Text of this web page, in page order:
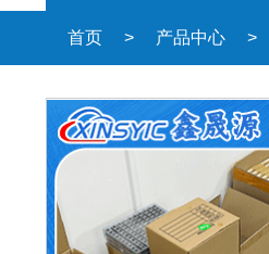
首页 > 产品中心 >